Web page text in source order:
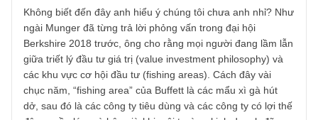
không giới hạn ở các khu vực cổ phiếu (fishing areas). Tôi
có thể đầu tư trái phiếu doanh nghiệp sắp phá sản
(distressed debt), song vẫn được gọi là đầu tư giá trị nếu
đáp ứng các nguyên tắc. Tôi có thể đầu tư quyền chọn
cổ phiếu (stock options) thông minh như ngài Joel
Greenblatt mà vẫn là đầu tư giá trị. Tôi có thể đầu tư cổ